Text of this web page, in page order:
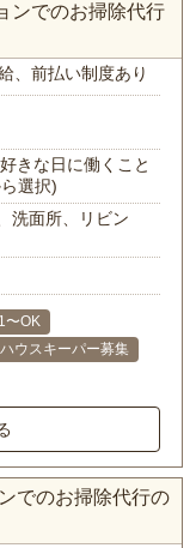
ンでのお掃除代行
、前払い制度あり
きな日に働くこと
選択)
洗面所、リビン
〜OK
ハウスキーパー募集
でのお掃除代行の